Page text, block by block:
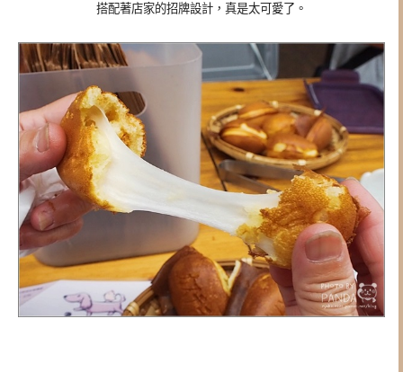
搭配著店家的招牌設計，真是太可愛了。